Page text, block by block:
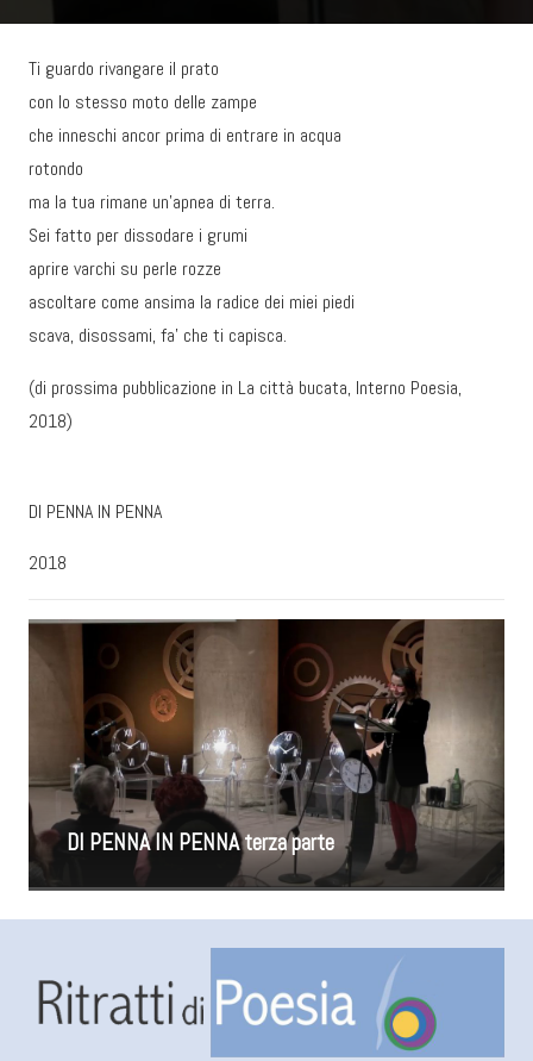
Ti guardo rivangare il prato
con lo stesso moto delle zampe
che inneschi ancor prima di entrare in acqua
rotondo
ma la tua rimane un’apnea di terra.
Sei fatto per dissodare i grumi
aprire varchi su perle rozze
ascoltare come ansima la radice dei miei piedi
scava, disossami, fa’ che ti capisca.
(di prossima pubblicazione in La città bucata, Interno Poesia,
2018)
DI PENNA IN PENNA
2018
DI PENNA IN PENNA terza parte